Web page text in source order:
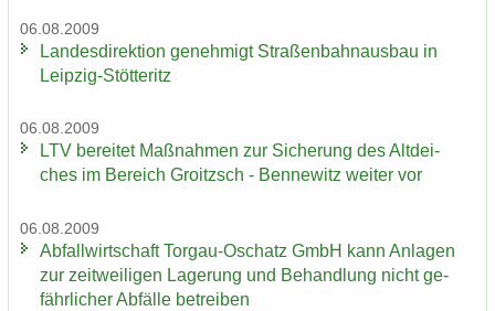
06.08.2009
Lan­des­di­rek­ti­on ge­neh­migt Stra­ßen­bahn­aus­bau in
Leipzig-​Stötteritz
06.08.2009
LTV be­rei­tet Maß­nah­men zur Si­che­rung des Alt­dei­
ches im Be­reich Groitzsch - Ben­ne­witz wei­ter vor
06.08.2009
Ab­fall­wirt­schaft Torgau-​Oschatz GmbH kann An­la­gen
zur zeit­wei­li­gen La­ge­rung und Be­hand­lung nicht ge­
fähr­li­cher Ab­fäl­le be­trei­ben